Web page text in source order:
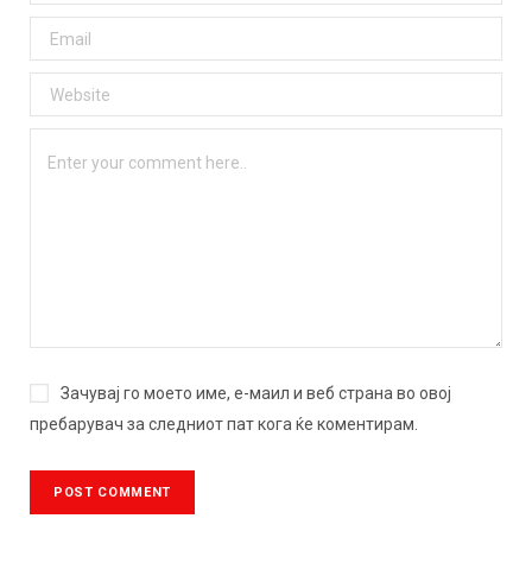
Зачувај го моето име, е-маил и веб страна во овој
пребарувач за следниот пат кога ќе коментирам.